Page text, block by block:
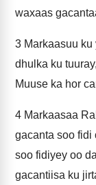
waxaas
3 Markaasuu
dhulka ku
Muuse ka hor
4 Markaasaa
gacanta soo fidi
soo fidiyey oo
gacantiisa ku